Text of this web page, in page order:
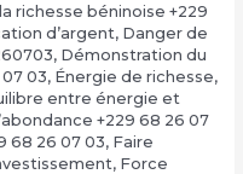
richesse béninoise +229
d’argent, Danger de
, Démonstration du
03, Énergie de richesse,
entre énergie et
+229 68 26 07
68 26 07 03, Faire
, Force